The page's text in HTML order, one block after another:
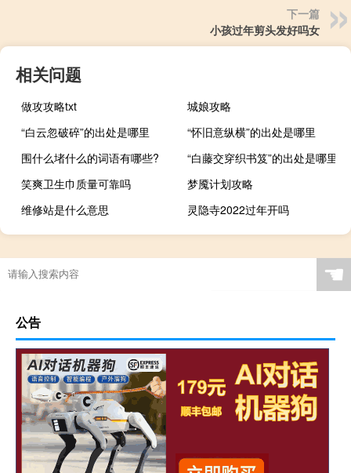
下一篇
小孩过年剪头发好吗女
相关问题
做攻攻略txt
城娘攻略
“白云忽破碎”的出处是哪里
“怀旧意纵横”的出处是哪里
围什么堵什么的词语有哪些?
“白藤交穿织书笈”的出处是哪里
笑爽卫生巾质量可靠吗
梦魇计划攻略
维修站是什么意思
灵隐寺2022过年开吗
☚
公告